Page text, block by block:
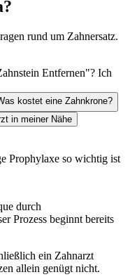
rund um Zahnersatz.
Entfernen"? Ich
kostet eine Zahnkrone?
in meiner Nähe
Prophylaxe so wichtig ist
durch
Prozess beginnt bereits
ein Zahnarzt
allein genügt nicht.